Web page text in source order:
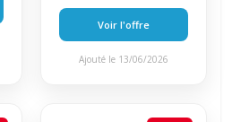
Voir l'offre
Ajouté le 13/06/2026